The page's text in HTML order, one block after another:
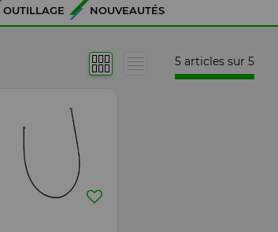
OUTILLAGE NOUVEAUTÉS
5 articles sur 5